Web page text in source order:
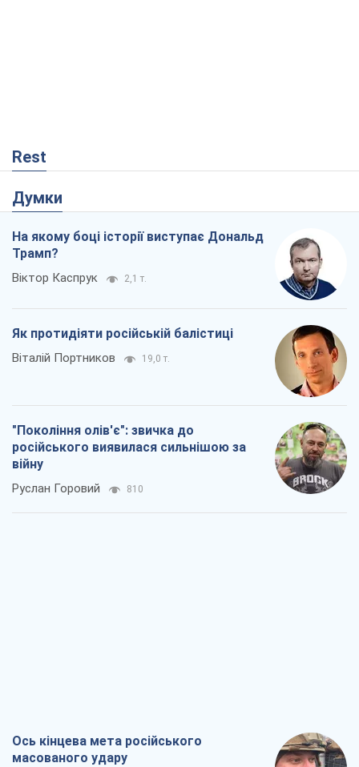
Rest
Думки
На якому боці історії виступає Дональд
Трамп?
Віктор Каспрук 2,1 т.
Як протидіяти російській балістиці
Віталій Портников 19,0 т.
"Покоління олів'є": звичка до
російського виявилася сильнішою за
війну
Руслан Горовий 810
Ось кінцева мета російського
масованого удару